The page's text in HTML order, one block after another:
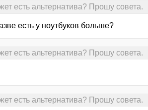
есть альтернатива? Прошу совета.
есть у ноутбуков больше?
есть альтернатива? Прошу совета.
есть альтернатива? Прошу совета.